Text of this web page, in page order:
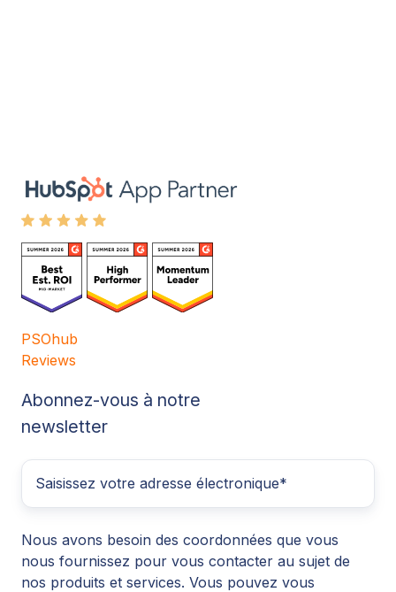
PSOhub
Reviews
Abonnez-vous à notre
newsletter
Nous avons besoin des coordonnées que vous
nous fournissez pour vous contacter au sujet de
nos produits et services. Vous pouvez vous